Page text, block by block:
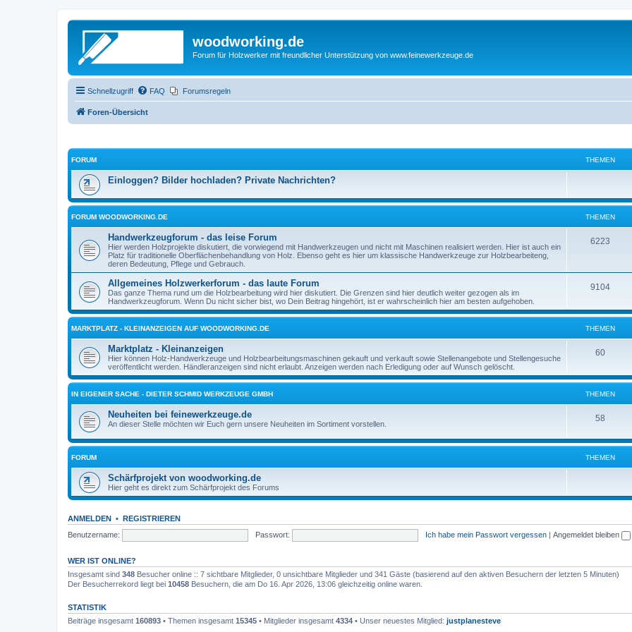
woodworking.de
Forum für Holzwerker mit freundlicher Unterstützung von www.feinewerkzeuge.de
Schnellzugriff FAQ Forumsregeln
Foren-Übersicht
FORUM THEMEN
Einloggen? Bilder hochladen? Private Nachrichten?
FORUM WOODWORKING.DE THEMEN
Handwerkzeugforum - das leise Forum
Hier werden Holzprojekte diskutiert, die vorwiegend mit Handwerkzeugen und nicht mit Maschinen realisiert werden. Hier ist auch ein
Platz für traditionelle Oberflächenbehandlung von Holz. Ebenso geht es hier um klassische Handwerkzeuge zur Holzbearbeiteng,
deren Bedeutung, Pflege und Gebrauch.
6223
e
n
Allgemeines Holzwerkerforum - das laute Forum
Das ganze Thema rund um die Holzbearbeitung wird hier diskutiert. Die Grenzen sind hier deutlich weiter gezogen als im
Handwerkzeugforum. Wenn Du nicht sicher bist, wo Dein Beitrag hingehört, ist er wahrscheinlich hier am besten aufgehoben.
9104T
m
n
MARKTPLATZ - KLEINANZEIGEN AUF WOODWORKING.DE THEMEN
Marktplatz - Kleinanzeigen
Hier können Holz-Handwerkzeuge und Holzbearbeitungsmaschinen gekauft und verkauft sowie Stellenangebote und Stellengesuche
veröffentlicht werden. Händleranzeigen sind nicht erlaubt. Anzeigen werden nach Erledigung oder auf Wunsch gelöscht.
60T
m
n
IN EIGENER SACHE - DIETER SCHMID WERKZEUGE GMBH THEMEN
Neuheiten bei feinewerkzeuge.de
An dieser Stelle möchten wir Euch gern unsere Neuheiten im Sortiment vorstellen.
58
e
FORUM THEMEN
Schärfprojekt von woodworking.de
Hier geht es direkt zum Schärfprojekt des Forums
ANMELDEN • REGISTRIEREN
Benutzername:
Passwort: Ich habe mein Passwort vergessen | Angemeldet bleiben
WER IST ONLINE?
Insgesamt sind 348 Besucher online :: 7 sichtbare Mitglieder, 0 unsichtbare Mitglieder und 341 Gäste (basierend auf den aktiven Besuchern der letzten 5 Minuten)
Der Besucherrekord liegt bei 10458 Besuchern, die am Do 16. Apr 2026, 13:06 gleichzeitig online waren.
STATISTIK
Beiträge insgesamt 160893 • Themen insgesamt 15345 • Mitglieder insgesamt 4334 • Unser neuestes Mitglied: justplanesteve